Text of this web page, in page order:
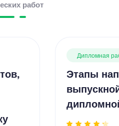
работ
Дипломная
Этапы